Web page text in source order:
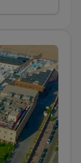
zertifiziert